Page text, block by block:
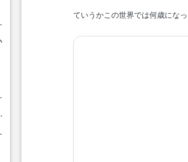
です(誇)！
馴染だった件
Vengeance
なっていた。
ていうかこの世界では何歳にな